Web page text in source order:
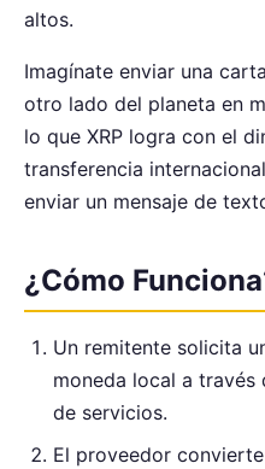
altos.
Imagínate enviar una
otro lado del planeta en
lo que XRP logra con el
transferencia
enviar un mensaje de
¿Cómo
Un remitente solicita
moneda local a
de servicios.
El proveedor